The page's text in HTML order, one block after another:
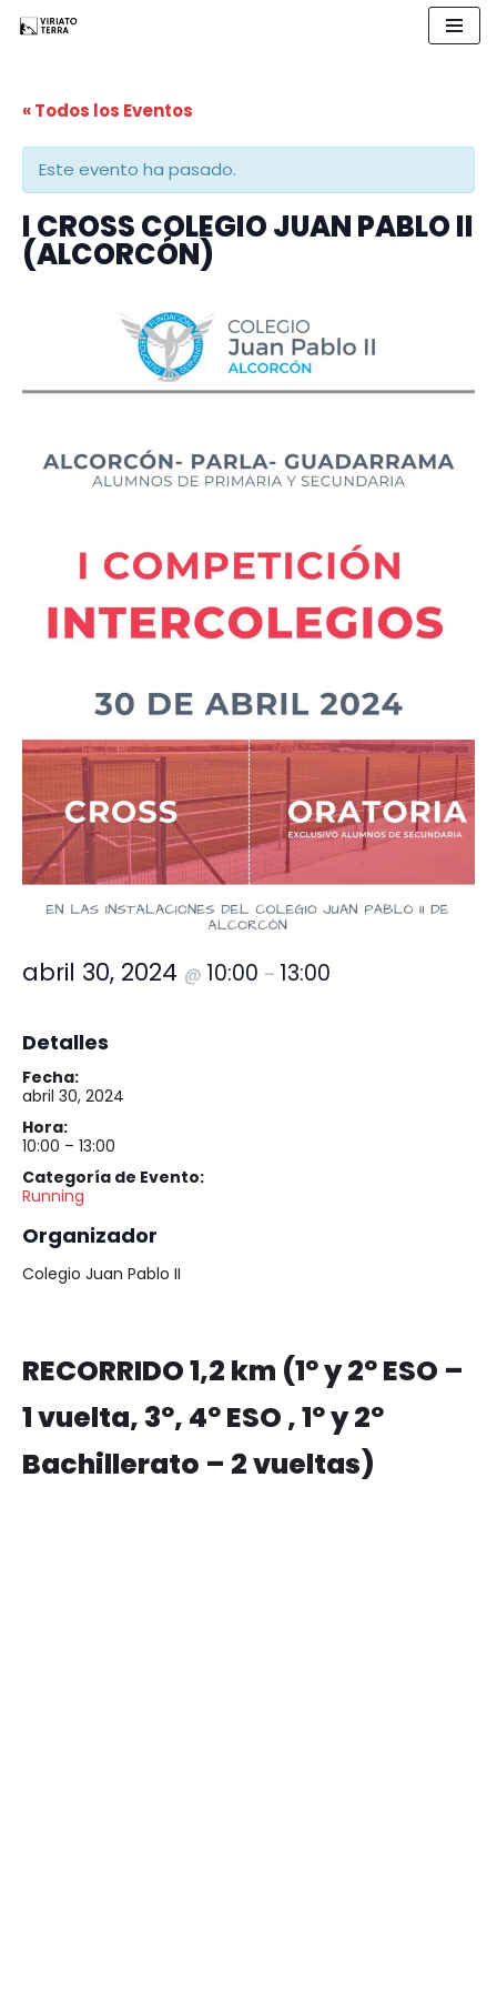
contenido
« Todos los Eventos
Este evento ha pasado.
I CROSS COLEGIO JUAN PABLO II
(ALCORCÓN)
abril 30, 2024 @ 10:00 – 13:00
Detalles
Fecha:
abril 30, 2024
Hora:
10:00 – 13:00
Categoría de Evento:
Running
Organizador
Colegio Juan Pablo II
RECORRIDO 1,2 km (1º y 2º ESO –
1 vuelta, 3º, 4º ESO , 1º y 2º
Bachillerato – 2 vueltas)